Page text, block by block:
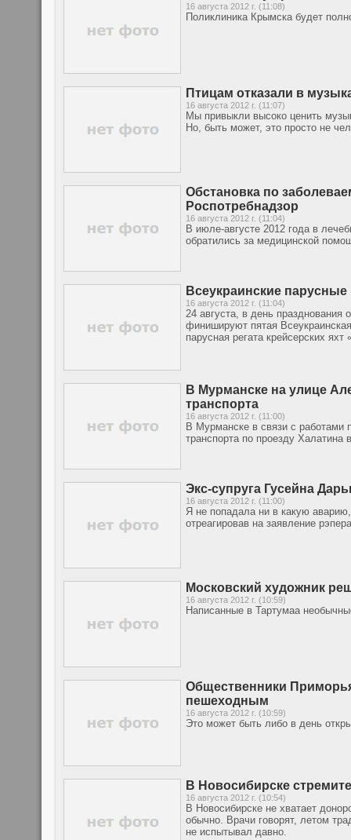
16 августа 2012 г. (11:08)
Поликлиника Крымска будет
Птицам отказали в
16 августа 2012 г. (11:07)
Мы привыкли высоко ценить
Но, быть может, это просто не
Обстановка по
Роспотребнадзор
16 августа 2012 г. (11:04)
В июле-августе 2012 года в
обратились за медицинской
Всеукраинские
16 августа 2012 г. (11:04)
24 августа, в день празднования
финишируют пятая
парусная регата крейсерских
В Мурманске на улице
транспорта
16 августа 2012 г. (11:00)
В Мурманске в связи с работами
транспорта по проезду
Экс-супруга Гусейна
16 августа 2012 г. (11:00)
Я не попадала ни в какую
отреагировав на заявление
Moсковский художник
16 августа 2012 г. (10:59)
Написанные в Тартумаа
Общественники
пешеходным
16 августа 2012 г. (10:59)
Это может быть либо в день
В Новосибирске
16 августа 2012 г. (10:54)
В Новосибирске не хватает
обычно. Врачи говорят, летом
не испытывал давно.